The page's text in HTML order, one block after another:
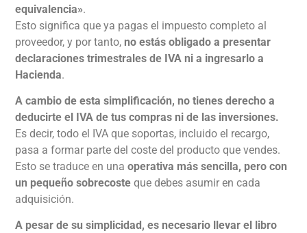
equivalencia».
Esto significa que ya pagas el impuesto completo al
proveedor, y por tanto, no estás obligado a presentar
declaraciones trimestrales de IVA ni a ingresarlo a
Hacienda.
A cambio de esta simplificación, no tienes derecho a
deducirte el IVA de tus compras ni de las inversiones.
Es decir, todo el IVA que soportas, incluido el recargo,
pasa a formar parte del coste del producto que vendes.
Esto se traduce en una operativa más sencilla, pero con
un pequeño sobrecoste que debes asumir en cada
adquisición.
A pesar de su simplicidad, es necesario llevar el libro